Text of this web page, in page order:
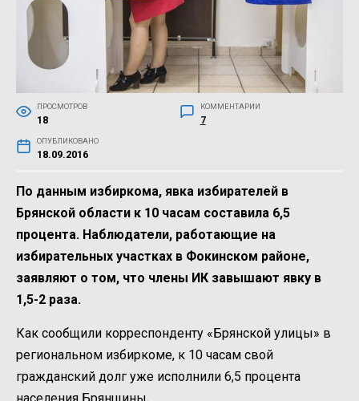
ПРОСМОТРОВ
18
КОММЕНТАРИИ
7
ОПУБЛИКОВАНО
18.09.2016
По данным избиркома, явка избирателей в
Брянской области к 10 часам составила 6,5
процента. Наблюдатели, работающие на
избирательных участках в Фокинском районе,
заявляют о том, что члены ИК завышают явку в
1,5-2 раза.
Как сообщили корреспонденту «Брянской улицы» в
региональном избиркоме, к 10 часам свой
гражданский долг уже исполнили 6,5 процента